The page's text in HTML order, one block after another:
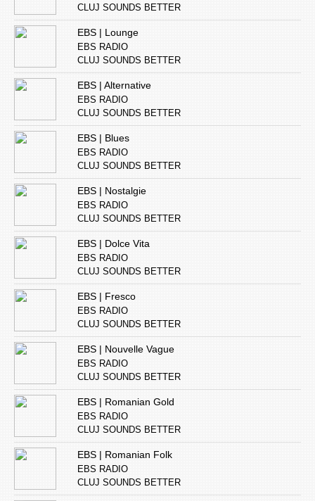
CLUJ SOUNDS BETTER
EBS | Lounge
EBS RADIO
CLUJ SOUNDS BETTER
EBS | Alternative
EBS RADIO
CLUJ SOUNDS BETTER
EBS | Blues
EBS RADIO
CLUJ SOUNDS BETTER
EBS | Nostalgie
EBS RADIO
CLUJ SOUNDS BETTER
EBS | Dolce Vita
EBS RADIO
CLUJ SOUNDS BETTER
EBS | Fresco
EBS RADIO
CLUJ SOUNDS BETTER
EBS | Nouvelle Vague
EBS RADIO
CLUJ SOUNDS BETTER
EBS | Romanian Gold
EBS RADIO
CLUJ SOUNDS BETTER
EBS | Romanian Folk
EBS RADIO
CLUJ SOUNDS BETTER